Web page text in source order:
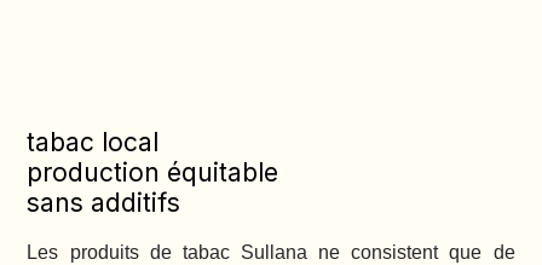
tabac local
production équitable
sans additifs
Les produits de tabac Sullana ne consistent que de